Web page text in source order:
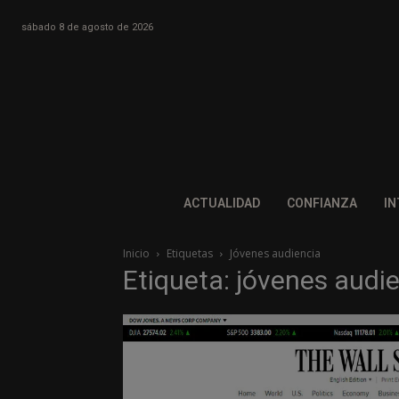
sábado 8 de agosto de 2026
ACTUALIDAD CONFIANZA
Inicio Etiquetas Jóvenes audiencia
Etiqueta: jóvenes